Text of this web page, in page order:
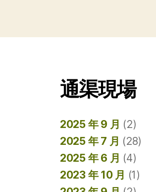
通渠現場
2025 年 9 月 (2)
2025 年 7 月 (28)
2025 年 6 月 (4)
2023 年 10 月 (1)